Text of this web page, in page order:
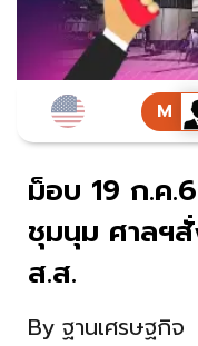
ม็อบ 19 ก.ค
ชุมนุม ศาลฯ
ส.ส.
By ฐานเศรษฐกิจ